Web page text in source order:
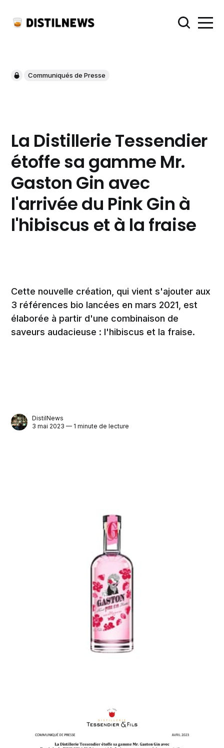
Communiqués de Presse
La Distillerie Tessendier
étoffe sa gamme Mr.
Gaston Gin avec
l'arrivée du Pink Gin à
l'hibiscus et à la fraise
Cette nouvelle création, qui vient s'ajouter aux
3 références bio lancées en mars 2021, est
élaborée à partir d'une combinaison de
saveurs audacieuse : l'hibiscus et la fraise.
DistilNews
3 mai 2023 — 1 minute de lecture